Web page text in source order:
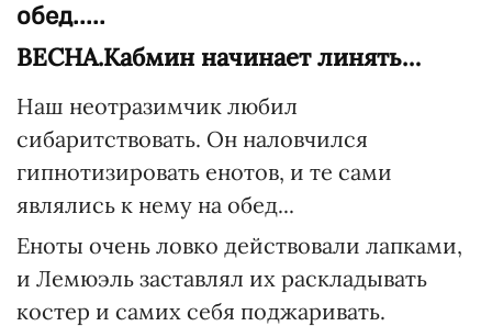
обед.....
ВЕСНА.Кабмин начинает линять…
Наш неотразимчик любил
сибаритствовать. Он наловчился
гипнотизировать енотов, и те сами
являлись к нему на обед...
Еноты очень ловко действовали лапками,
и Лемюэль заставлял их раскладывать
костер и самих себя поджаривать.